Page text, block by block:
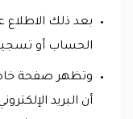
بعد ذلك الاطلاع
الحساب أو
وتظهر صفحة
أن البريد